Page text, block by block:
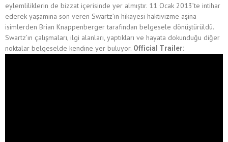
eylemliliklerin de bizzat içerisinde yer almıştır. 11 Ocak 2013’te intihar
ederek yaşamına son veren Swartz’ın hikayesi haktivizme aşina
isimlerden Brian Knappenberger tarafından belgesele dönüştürüldü.
Swartz’ın çalışmaları, ilgi alanları, yaptıkları ve hayata dokunduğu diğer
noktalar belgeselde kendine yer buluyor. Official Trailer: